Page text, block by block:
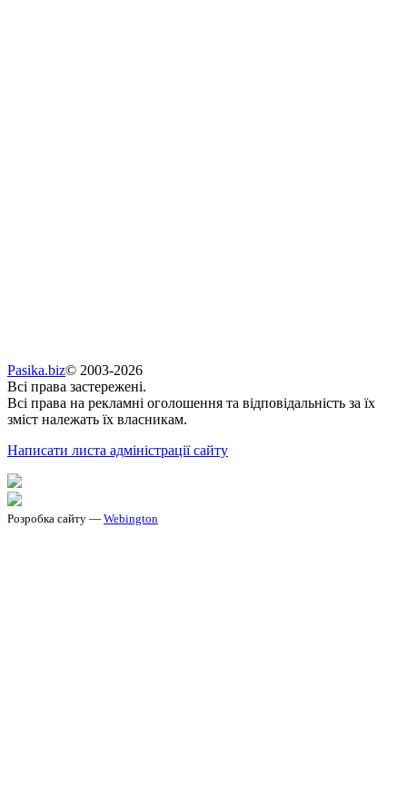
Pasika.biz© 2003-2026
Всі права застережені.
Всі права на рекламні оголошення та відповідальність за їх
зміст належать їх власникам.
Написати листа адміністрації сайту
Розробка сайту — Webington